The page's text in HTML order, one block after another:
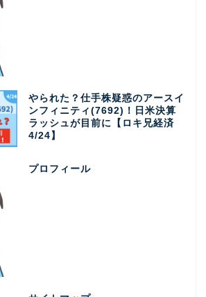
やられた？仕手株疑惑のアースイ
ンフィニティ(7692)！日米決算
ラッシュが目前に【ロキ兄経済
4/24】
プロフィール